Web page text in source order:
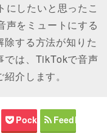
したいと思ったこ
声をミュートにする
する方法が知りた
では、TikTokで音声
介します。
Pocket Feedly